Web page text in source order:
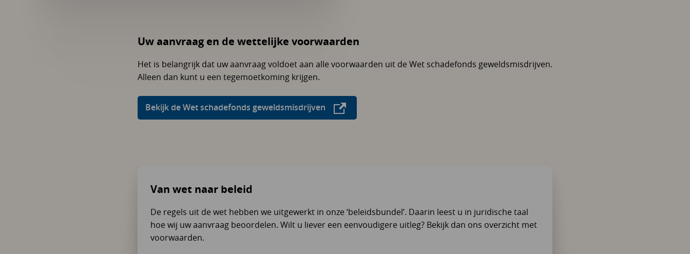
Uw aanvraag en de wettelijke voorwaarden
Het is belangrijk dat uw aanvraag voldoet aan alle voorwaarden uit de Wet schadefonds geweldsmisdrijven.
Alleen dan kunt u een tegemoetkoming krijgen.
Bekijk de Wet schadefonds geweldsmisdrijven
Van wet naar beleid
De regels uit de wet hebben we uitgewerkt in onze ‘beleidsbundel’. Daarin leest u in juridische taal
hoe wij uw aanvraag beoordelen. Wilt u liever een eenvoudigere uitleg? Bekijk dan ons overzicht met
voorwaarden.